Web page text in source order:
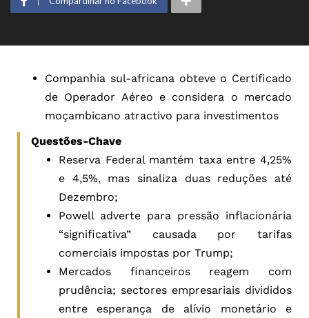
Companhia sul-africana obteve o Certificado
de Operador Aéreo e considera o mercado
moçambicano atractivo para investimentos
Questões-Chave
Reserva Federal mantém taxa entre 4,25%
e 4,5%, mas sinaliza duas reduções até
Dezembro;
Powell adverte para pressão inflacionária
“significativa” causada por tarifas
comerciais impostas por Trump;
Mercados financeiros reagem com
prudência; sectores empresariais divididos
entre esperança de alívio monetário e